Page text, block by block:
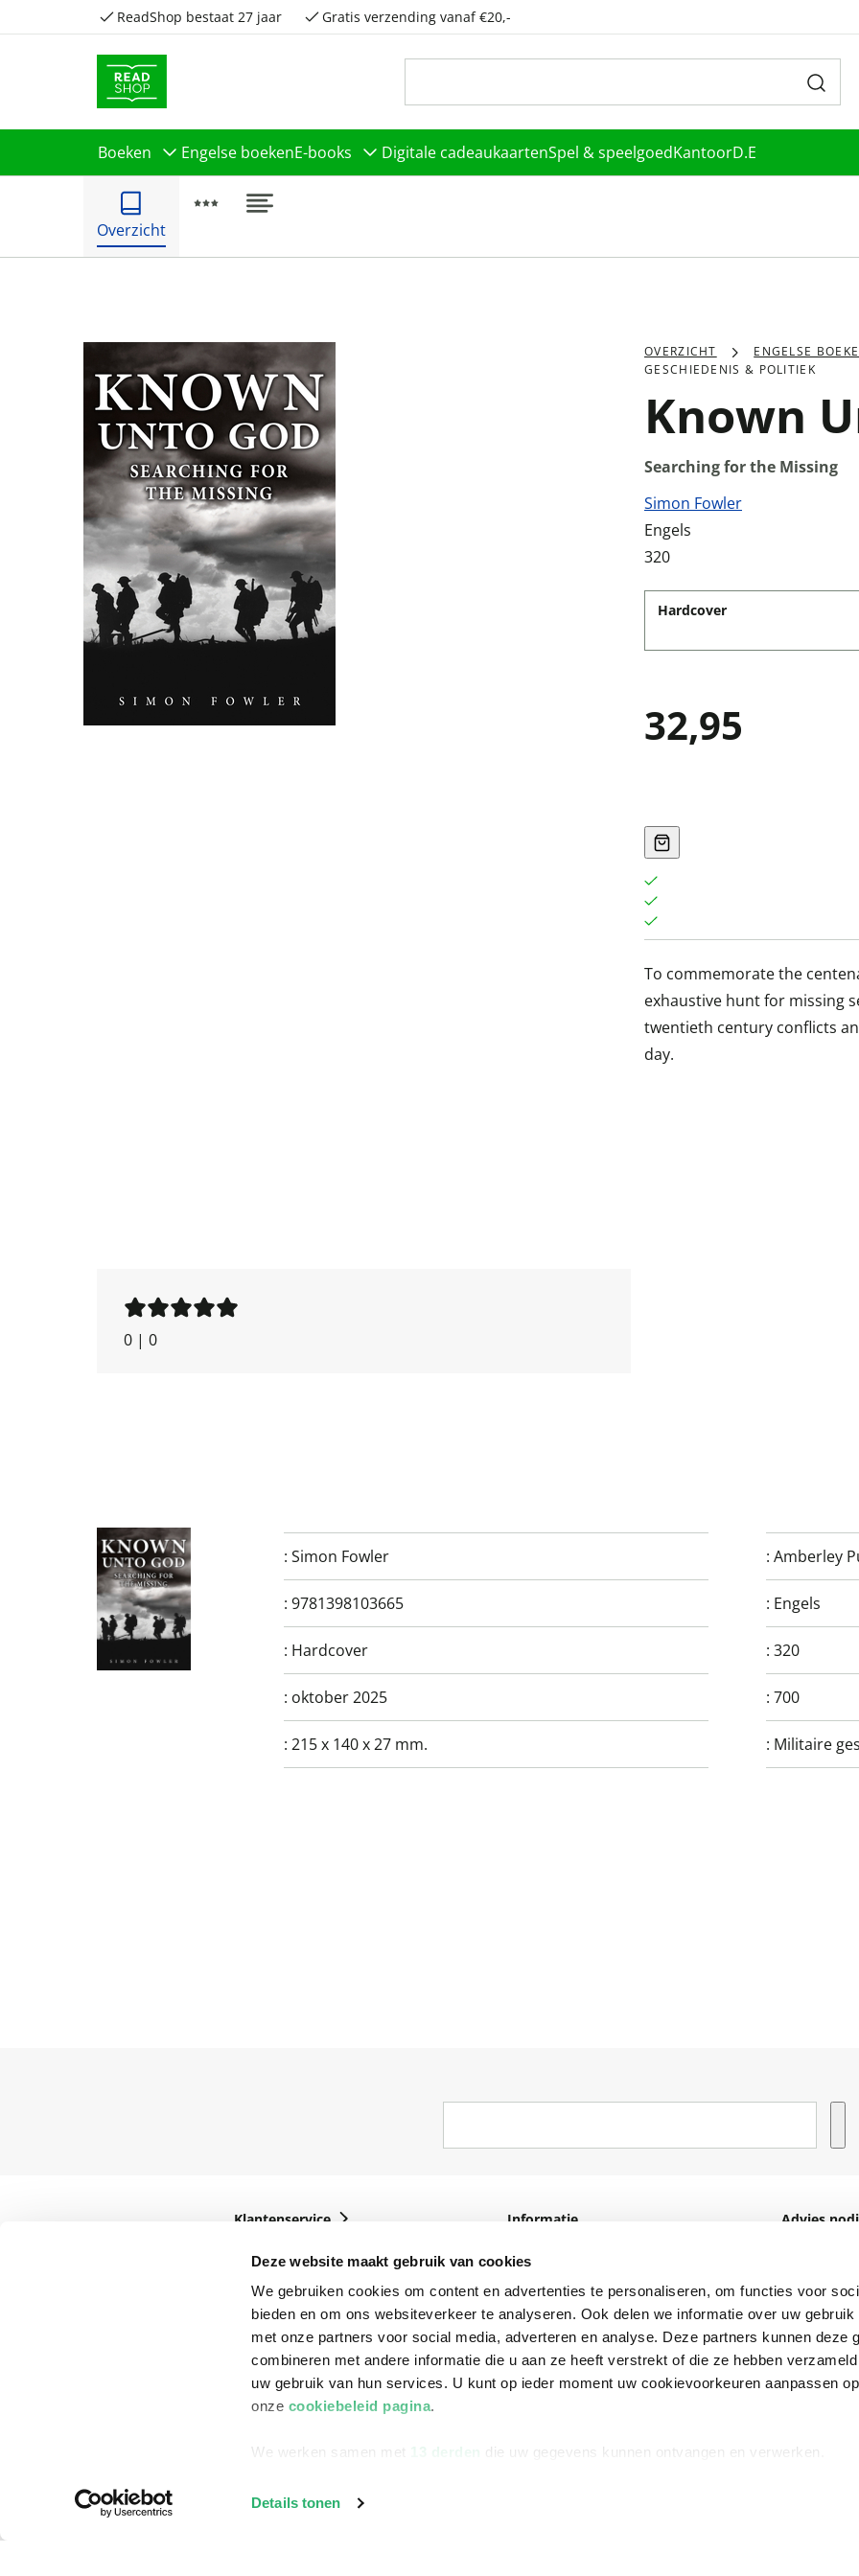
Deze website maakt gebruik van cookies
We gebruiken cookies om content en advertenties te personaliseren, om functies voor
bieden en om ons websiteverkeer te analyseren. Ook delen we informatie over uw
met onze partners voor social media, adverteren en analyse. Deze partners kunnen deze
combineren met andere informatie die u aan ze heeft verstrekt of die ze hebben
uw gebruik van hun services. U kunt op ieder moment uw cookievoorkeuren aanpassen op
onze cookiebeleid pagina.
We werken samen met 13 derden die uw gegevens kunnen ontvangen en verwerken.
Details tonen
ReadShop bestaat 27 jaar Gratis verzending vanaf €20,-
Boeken Engelse boekenE-books Digitale cadeaukaartenSpel & speelgoedKantoorD.E
Overzicht
OVERZICHT ENGELSE
GESCHIEDENIS & POLITIEK
Known
Searching for the Missing
Simon Fowler
Engels
320
Hardcover
32,95
To commemorate the
exhaustive hunt for missing
twentieth century conflicts
day.
0 | 0
: Simon Fowler :Amberley
: 9781398103665 : Engels
: Hardcover :320
: oktober 2025 :700
: 215 x 140 x 27 mm. : Militaire
Klantenservice
Bestellen
Bezorging
Betalen
Retourneren
Veelgestelde vragen
Informatie
Over ons
Vacatures
Winkels en openingstijden
Cadeaukaart
Ondernemer worden
Advies
Instagram
088 - 133 84